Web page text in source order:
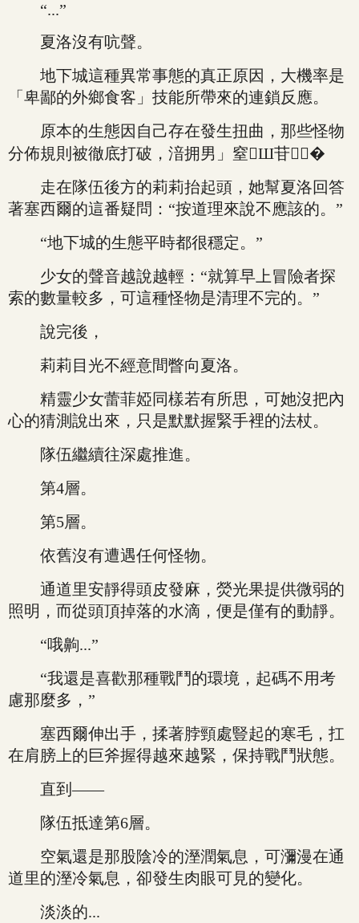
“...”
夏洛沒有吭聲。
地下城這種異常事態的真正原因，大機率是
「卑鄙的外鄉食客」技能所帶來的連鎖反應。
原本的生態因自己存在發生扭曲，那些怪物
分佈規則被徹底打破，湆拥男」窒Ш苷！�
走在隊伍後方的莉莉抬起頭，她幫夏洛回答
著塞西爾的這番疑問：“按道理來說不應該的。”
“地下城的生態平時都很穩定。”
少女的聲音越說越輕：“就算早上冒險者探
索的數量較多，可這種怪物是清理不完的。”
說完後，
莉莉目光不經意間瞥向夏洛。
精靈少女蕾菲婭同樣若有所思，可她沒把內
心的猜測說出來，只是默默握緊手裡的法杖。
隊伍繼續往深處推進。
第4層。
第5層。
依舊沒有遭遇任何怪物。
通道里安靜得頭皮發麻，熒光果提供微弱的
照明，而從頭頂掉落的水滴，便是僅有的動靜。
“哦齁...”
“我還是喜歡那種戰鬥的環境，起碼不用考
慮那麼多，”
塞西爾伸出手，揉著脖頸處豎起的寒毛，扛
在肩膀上的巨斧握得越來越緊，保持戰鬥狀態。
直到——
隊伍抵達第6層。
空氣還是那股陰冷的溼潤氣息，可瀰漫在通
道里的溼冷氣息，卻發生肉眼可見的變化。
淡淡的...